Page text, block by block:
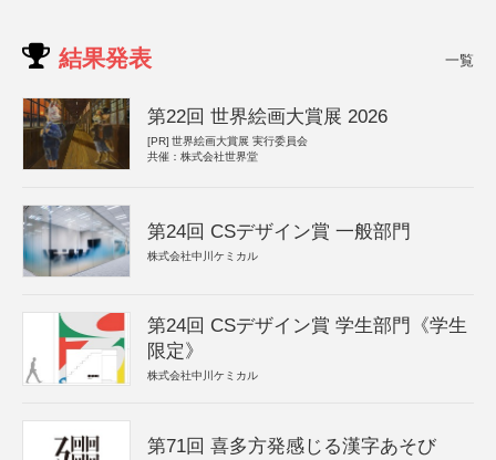
結果発表 一覧
第22回 世界絵画大賞展 2026
[PR] 世界絵画大賞展 実行委員会
共催：株式会社世界堂
第24回 CSデザイン賞 一般部門
株式会社中川ケミカル
第24回 CSデザイン賞 学生部門《学生
限定》
株式会社中川ケミカル
第71回 喜多方発感じる漢字あそび